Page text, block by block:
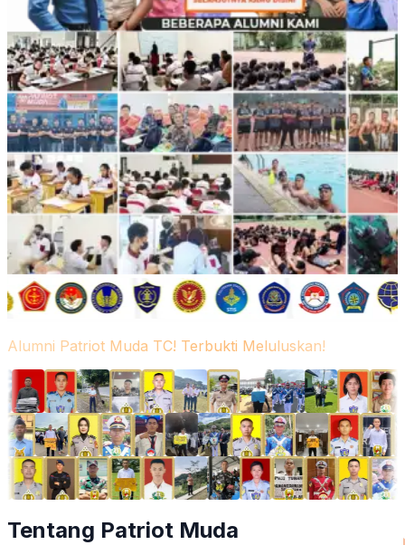
Alumni Patriot Muda TC! Terbukti Meluluskan!
Tentang Patriot Muda